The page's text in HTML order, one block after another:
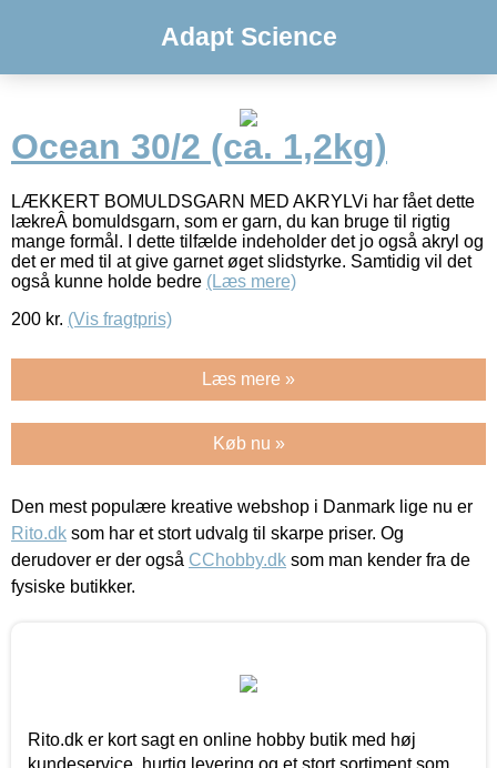
Adapt Science
Ocean 30/2 (ca. 1,2kg)
LÆKKERT BOMULDSGARN MED AKRYLVi har fået dette
lækreÂ bomuldsgarn, som er garn, du kan bruge til rigtig
mange formål. I dette tilfælde indeholder det jo også akryl og
det er med til at give garnet øget slidstyrke. Samtidig vil det
også kunne holde bedre (Læs mere)
200 kr. (Vis fragtpris)
Læs mere »
Køb nu »
Den mest populære kreative webshop i Danmark lige nu er
Rito.dk som har et stort udvalg til skarpe priser. Og
derudover er der også CChobby.dk som man kender fra de
fysiske butikker.
Rito.dk er kort sagt en online hobby butik med høj
kundeservice, hurtig levering og et stort sortiment som